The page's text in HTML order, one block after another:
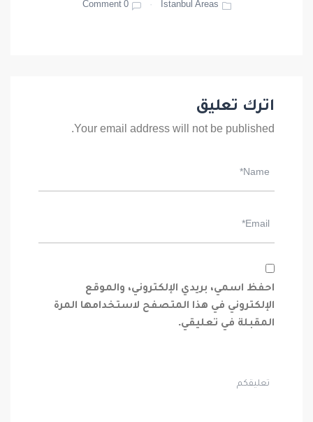
Istanbul Areas
0 Comment
اترك تعليق
Your email address will not be published.
احفظ اسمي، بريدي الإلكتروني، والموقع
الإلكتروني في هذا المتصفح لاستخدامها المرة
المقبلة في تعليقي.